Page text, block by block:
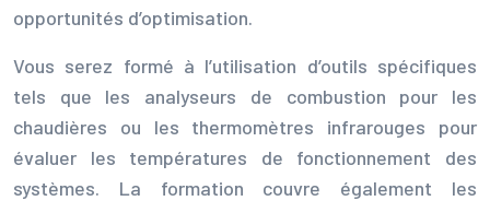
opportunités d’optimisation.
Vous serez formé à l’utilisation d’outils spécifiques
tels que les analyseurs de combustion pour les
chaudières ou les thermomètres infrarouges pour
évaluer les températures de fonctionnement des
systèmes. La formation couvre également les